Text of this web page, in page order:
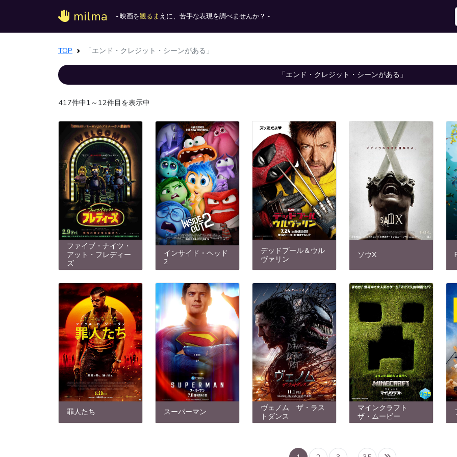
milma - 映画を観るま えに、苦手な表現を調べませんか？ -
TOP 「エンド・クレジット・シーンがある」
「エンド・クレジット・シーンがある」
417件中1～12件目を表示中
ファイブ・ナイツ・
アット・フレディー
ズ
インサイド・ヘッド
2
デッドプール＆ウル
ヴァリン
ソウX
罪人たち スーパーマン
ヴェノム ザ・ラス
トダンス
マインクラフト
ザ・ムービー